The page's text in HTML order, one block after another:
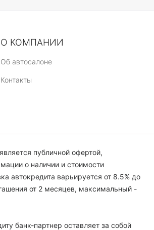
О КОМПАНИИ
Об автосалоне
Контакты
публичной офертой,
о наличии и стоимости
автокредита варьируется от 8.5% до
от 2 месяцев, максимальный -
банк-партнер оставляет за собой